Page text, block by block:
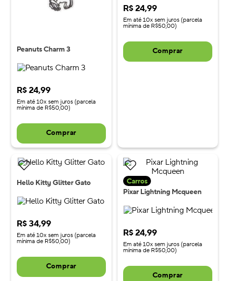
Peanuts Charm 3
R$24,99
Em até 10x sem juros (parcela
mínima de R$50,00)
Comprar
R$24,99
Em até 10x sem juros (parcela
mínima de R$50,00)
Comprar
Hello Kitty Glitter Gato
R$34,99
Em até 10x sem juros (parcela
mínima de R$50,00)
Comprar
Carros
Pixar Lightning Mcqueen
R$24,99
Em até 10x sem juros (parcela
mínima de R$50,00)
Comprar